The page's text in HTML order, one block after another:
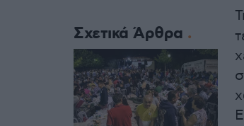
Σχετικά Άρθρα